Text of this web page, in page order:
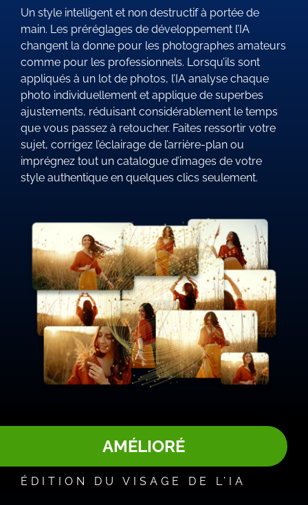
Un style intelligent et non destructif à portée de
main. Les préréglages de développement l’IA
changent la donne pour les photographes amateurs
comme pour les professionnels. Lorsqu’ils sont
appliqués à un lot de photos, l’IA analyse chaque
photo individuellement et applique de superbes
ajustements, réduisant considérablement le temps
que vous passez à retoucher. Faites ressortir votre
sujet, corrigez l’éclairage de l’arrière-plan ou
imprégnez tout un catalogue d’images de votre
style authentique en quelques clics seulement.
AMÉLIORÉ
ÉDITION DU VISAGE DE L’IA